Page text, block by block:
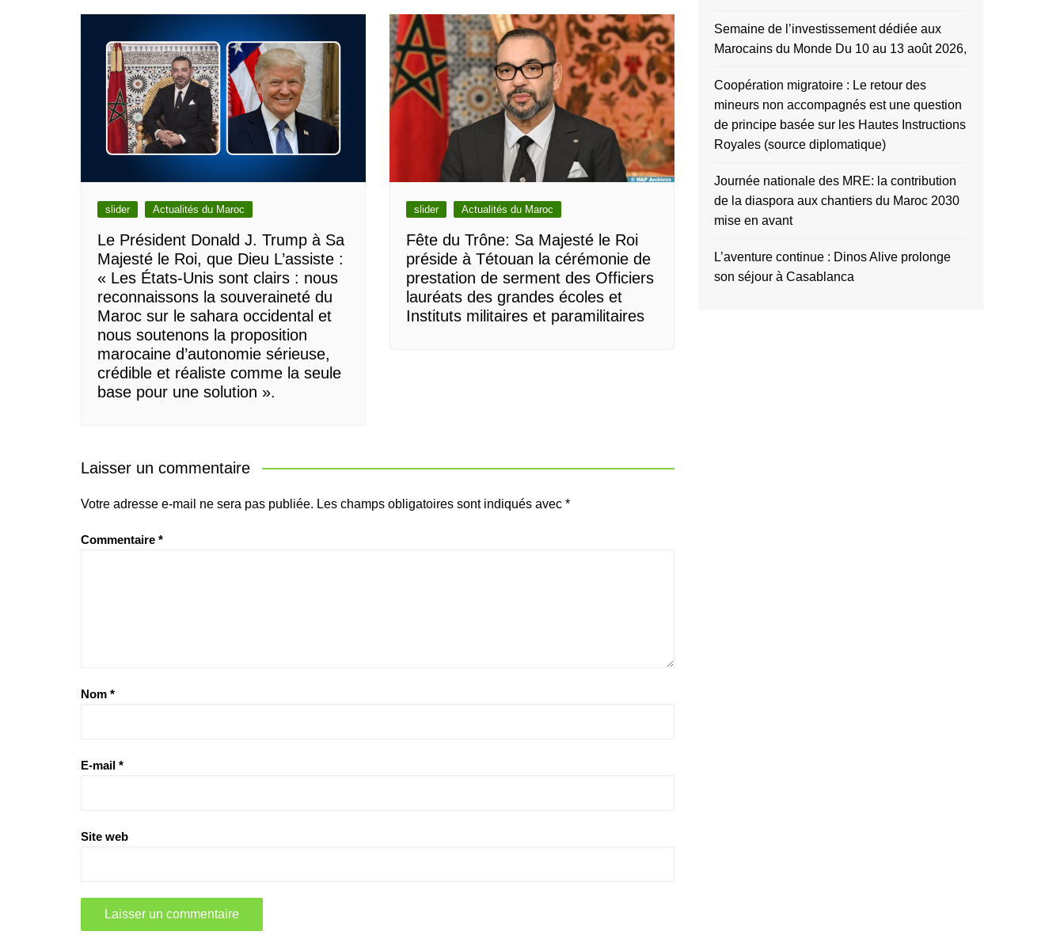
slider Actualités du Maroc
Le Président Donald J. Trump à Sa
Majesté le Roi, que Dieu L’assiste :
« Les États-Unis sont clairs : nous
reconnaissons la souveraineté du
Maroc sur le sahara occidental et
nous soutenons la proposition
marocaine d’autonomie sérieuse,
crédible et réaliste comme la seule
base pour une solution ».
slider Actualités du Maroc
Fête du Trône: Sa Majesté le Roi
préside à Tétouan la cérémonie de
prestation de serment des Officiers
lauréats des grandes écoles et
Instituts militaires et paramilitaires
Laisser un commentaire
Votre adresse e-mail ne sera pas publiée. Les champs obligatoires sont indiqués avec *
Commentaire *
Nom *
E-mail *
Site web
Semaine de l’investissement dédiée aux
Marocains du Monde Du 10 au 13 août 2026,
Coopération migratoire : Le retour des
mineurs non accompagnés est une question
de principe basée sur les Hautes Instructions
Royales (source diplomatique)
Journée nationale des MRE: la contribution
de la diaspora aux chantiers du Maroc 2030
mise en avant
L’aventure continue : Dinos Alive prolonge
son séjour à Casablanca